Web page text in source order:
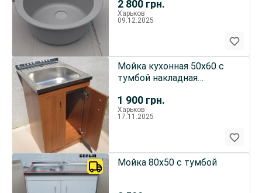
2 800 грн.
Харьков
09.12.2025
1 900 грн.
Мойка кухонная 50х60 с
тумбой накладная
Харьков
17.11.2025
Мойка 80х50 с тумбой